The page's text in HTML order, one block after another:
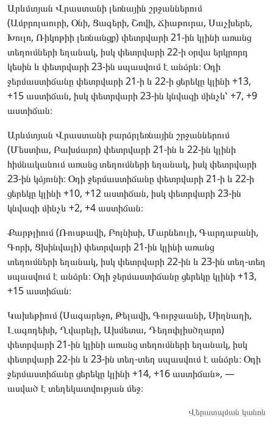
Արևմտյան Վրաստանի լեռնային շրջաններում
(Ամբրոլաուրի, Օնի, Ցագերի, Շովի, Ճիաթուրա, Սաչխերե,
Խուլո, Ռիկոթիի լեռնանցք) փետրվարի 21-ին կլինի առանց
տեղումների եղանակ, իսկ փետրվարի 22-ի օրվա երկրորդ
կեսին և փետրվարի 23-ին սպասվում է անձրև։ Օդի
ջերմաստիճանը փետրվարի 21-ի և 22-ի ցերեկը կլինի +13,
+15 աստիճան, իսկ փետրվարի 23-ին կնվազի մինչև՝ +7, +9
աստիճան։
Արևմտյան Վրաստանի բարձրլեռնային շրջաններում
(Մեստիա, Բախմարո) փետրվարի 21-ին և 22-ին կլինի
հիմնականում առանց տեղումների եղանակ, իսկ փետրվարի
23-ին կձյունի։ Օդի ջերմաստիճանը փետրվարի 21-ի և 22-ի
ցերեկը կլինի +10, +12 աստիճան, իսկ փետրվարի 23-ին
կնվազի մինչև +2, +4 աստիճան։
Քարթլիում (Ռուսթավի, Բոլնիսի, Մարնեուլի, Գարդաբանի,
Գորի, Ցխինվալի) փետրվարի 21-ին կլինի առանց
տեղումների եղանակ, իսկ փետրվարի 22-ին և 23-ին տեղ-տեղ
սպասվում է անձրև։ Օդի ջերմաստիճանը ցերեկը կլինի +13,
+15 աստիճան։
Կախեթիում (Սագարեջո, Թելավի, Գուրջաանի, Սիղնաղի,
Լագոդեխի, Ղվարելի, Ախմետա, Դեդոփլիսծղարո)
փետրվարի 21-ին կլինի առանց տեղումների եղանակ, իսկ
փետրվարի 22-ին և 23-ին տեղ-տեղ սպասվում է անձրև։ Օդի
ջերմաստիճանը ցերեկը կլինի +14, +16 աստիճան», —
ասված է տեղեկատվության մեջ։
Վերատպման կանոն